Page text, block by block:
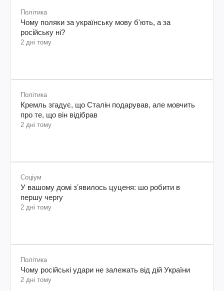
Політика
Чому поляки за українську мову б'ють, а за
російську ні?
2 дні тому
Політика
Кремль згадує, що Сталін подарував, але мовчить
про те, що він відібрав
2 дні тому
Соціум
У вашому домі зʼявилось цуценя: шо робити в
першу чергу
2 дні тому
Політика
Чому російські удари не залежать від дій України
2 дні тому